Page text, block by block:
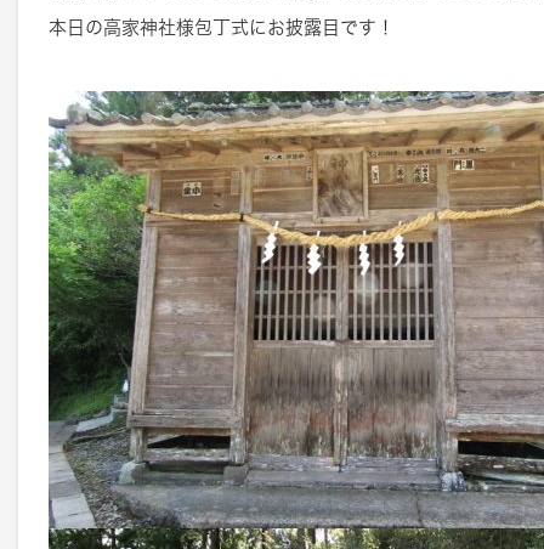
本日の高家神社様包丁式にお披露目です！